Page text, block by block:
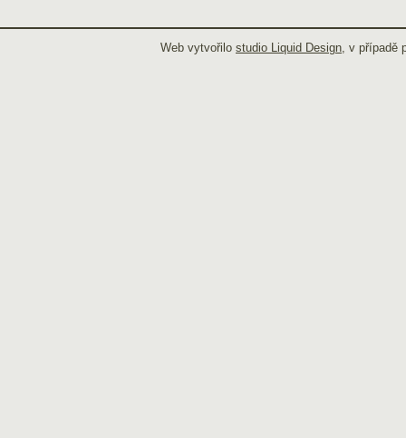
Web vytvořilo studio Liquid Design, v případě